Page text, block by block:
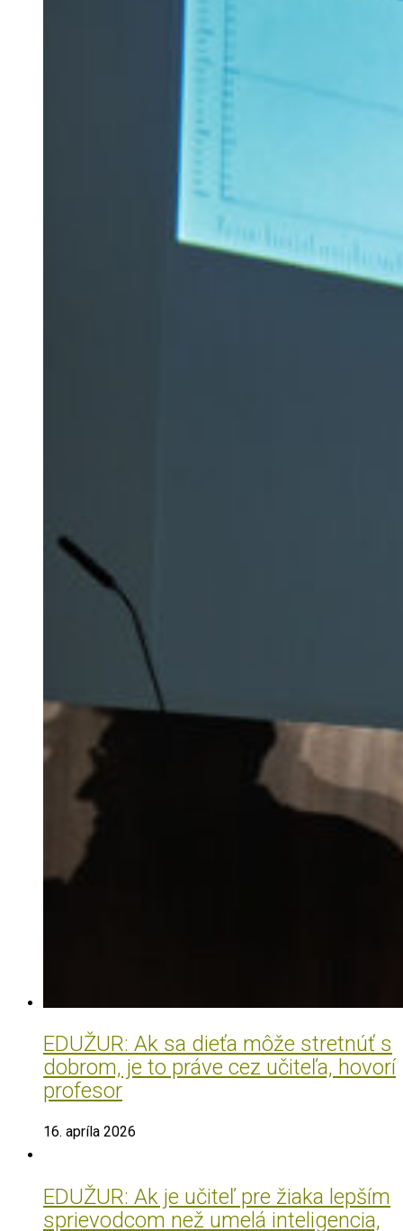
EDUŽUR: Ak sa dieťa môže stretnúť s
dobrom, je to práve cez učiteľa, hovorí
profesor
16. apríla 2026
EDUŽUR: Ak je učiteľ pre žiaka lepším
sprievodcom než umelá inteligencia,